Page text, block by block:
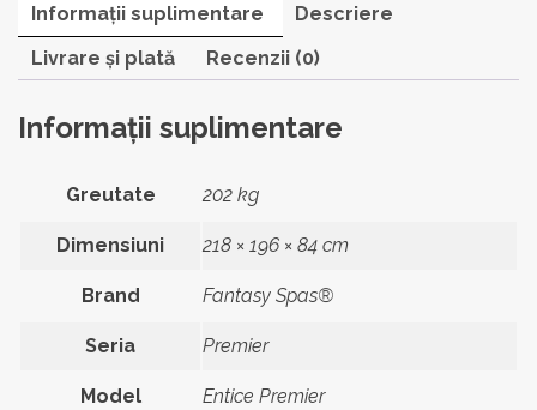
Informații suplimentare
Descriere
Livrare și plată
Recenzii (0)
Informații suplimentare
Greutate 202 kg
Dimensiuni 218 × 196 × 84 cm
Brand Fantasy Spas®
Seria Premier
Model Entice Premier